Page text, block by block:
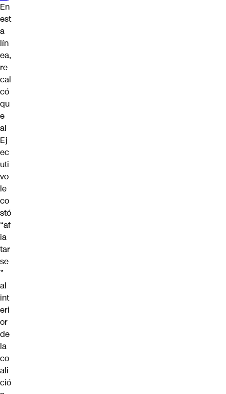
En
est
a
lín
ea,
re
cal
có
qu
e
al
Ej
ec
uti
vo
le
co
stó
“af
ia
tar
se
”
al
int
eri
or
de
la
co
ali
ció